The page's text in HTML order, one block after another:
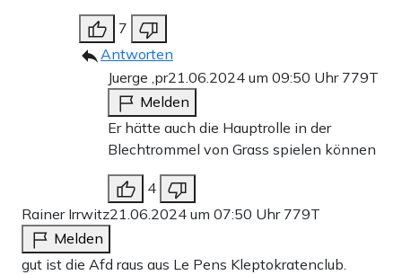
7
Antworten
Juerge ,pr21.06.2024 um 09:50 Uhr 779T
Melden
Er hätte auch die Hauptrolle in der
Blechtrommel von Grass spielen können
4
Rainer Irrwitz21.06.2024 um 07:50 Uhr 779T
Melden
gut ist die Afd raus aus Le Pens Kleptokratenclub.